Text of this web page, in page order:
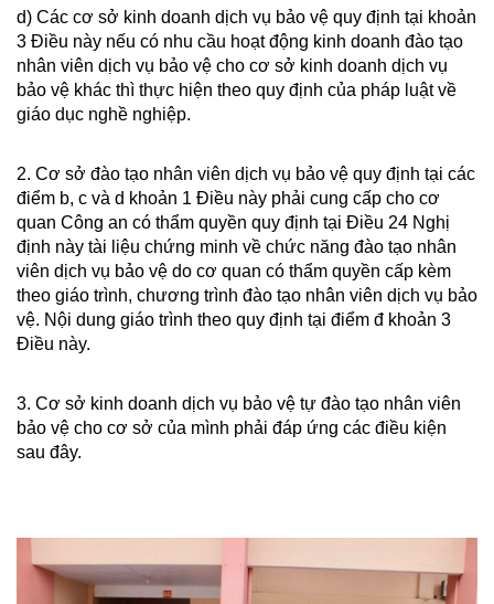
d) Các cơ sở kinh doanh dịch vụ bảo vệ quy định tại khoản
3 Điều này nếu có nhu cầu hoạt động kinh doanh đào tạo
nhân viên dịch vụ bảo vệ cho cơ sở kinh doanh dịch vụ
bảo vệ khác thì thực hiện theo quy định của pháp luật về
giáo dục nghề nghiệp.
2. Cơ sở đào tạo nhân viên dịch vụ bảo vệ quy định tại các
điểm b, c và d khoản 1 Điều này phải cung cấp cho cơ
quan Công an có thẩm quyền quy định tại Điều 24 Nghị
định này tài liệu chứng minh về chức năng đào tạo nhân
viên dịch vụ bảo vệ do cơ quan có thẩm quyền cấp kèm
theo giáo trình, chương trình đào tạo nhân viên dịch vụ bảo
vệ. Nội dung giáo trình theo quy định tại điểm đ khoản 3
Điều này.
3. Cơ sở kinh doanh dịch vụ bảo vệ tự đào tạo nhân viên
bảo vệ cho cơ sở của mình phải đáp ứng các điều kiện
sau đây.